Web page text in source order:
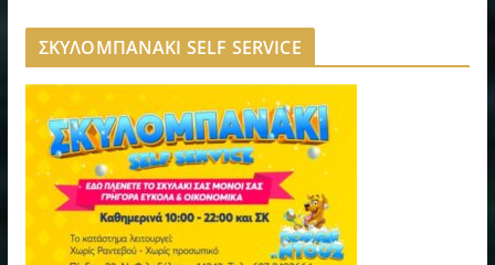
ΣΚΥΛΟΜΠΑΝΑΚΙ SELF SERVICE